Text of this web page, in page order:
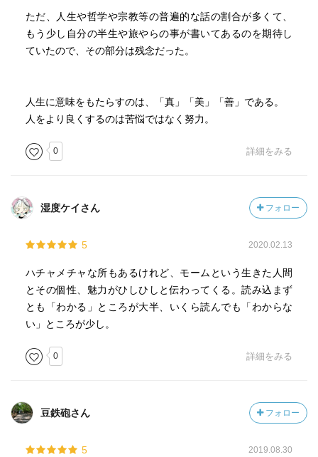
自分の落ち度が他人の落ち度よりもずっと許しやすいよ
うに思えるというのは、ちょっと見ると奇妙である。その
せぬことでも、どうにか大目に見られるということであろ
う。それで、自分の欠点からは目を逸らし、何か都合の悪
い出来事のために欠点に注目しなくてはならないときで
も、苦もなく赦してしまうのである。
も、欠点といえどもそれは自分の一部であり、人は自分の
中にある良い面も悪い面も合わせて受け入れるべきだから
となるのは本当の自分の姿ではなく、自分について描いた
ものとか、世間に知られたら信用を落とすものとか、そう
いうものは全て除外しているのである。些細な例を挙げよ
う。誰かが嘘をついているのを見つけようものなら、人は
さも軽蔑したような態度を取る。しかし一度も嘘をついた
ことがないなどと言いうる人がどこにいようか。いや、百
度の嘘をついたことがないと言いうる人だってどこにいよ
己中心的で、性の面で不道徳だとか、虚栄心が強いとか、
大酒飲みだとか判明すると、人はショックを受ける。一般
べきことだと考える人は多い。しかし、個々の人間と人間
ただ、人生や哲学や宗教等の普遍的な話の割合が多くて、
もう少し自分の半生や旅やらの事が書いてあるのを期待し
ていたので、その部分は残念だった。
人生に意味をもたらすのは、「真」「美」「善」である。
人をより良くするのは苦悩ではなく努力。
0 詳細をみる
湿度ケイさん フォロー
5 2020.02.13
ハチャメチャな所もあるけれど、モームという生きた人間
とその個性、魅力がひしひしと伝わってくる。読み込まず
とも「わかる」ところが大半、いくら読んでも「わからな
い」ところが少し。
0 詳細をみる
豆鉄砲さん フォロー
5 2019.08.30